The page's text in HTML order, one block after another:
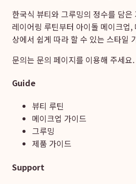
한국식 뷰티와 그루밍의 정수를 담
레이어링 루틴부터 아이돌 메이크업,
상에서 쉽게 따라 할 수 있는 스타일
문의는 문의 페이지를 이용해 주세요.
Guide
뷰티 루틴
메이크업 가이드
그루밍
제품 가이드
Support